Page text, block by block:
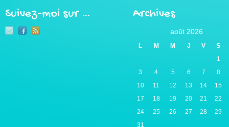
Suivez-moi sur … Archives
août 2026
L M M J V
S
1
3
4 5 6 7
8
10
11 12 13 14
15
17
18 19 20 21
22
24
25 26 27 28
29
31